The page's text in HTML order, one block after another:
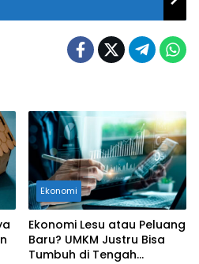
Ekonomi
Ekonomi Lesu atau Peluang
Baru? UMKM Justru Bisa
Tumbuh di Tengah